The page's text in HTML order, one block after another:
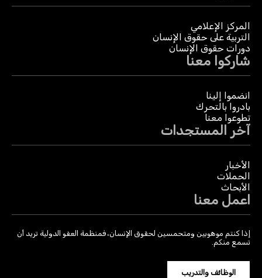
المركز الإعلامي
التربية على حقوق الإنسان
دورات حقوق الإنسان
شاركوا معنا
انضموا إلينا
بادروا بالتحرك
تطوعوا معنا
آخر المستجدات
الأخبار
الحملات
الأبحاث
اعمل معنا
إذا كنتم موهوبين ومتحمسين لحقوق الإنسان، فمنظمة العفو الدولية تريد أن
تسمع منكم.
الوظائف والتدريب